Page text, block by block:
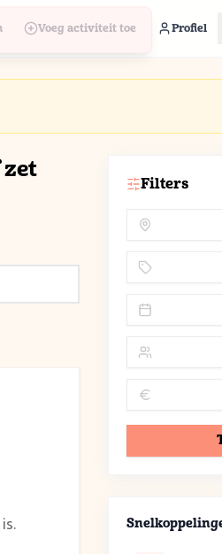
Voeg activiteit toe Profiel
zet
Filters